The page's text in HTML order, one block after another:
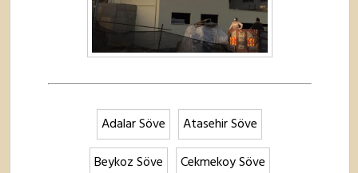
Adalar Söve
Atasehir Söve
Beykoz Söve
Cekmekoy Söve